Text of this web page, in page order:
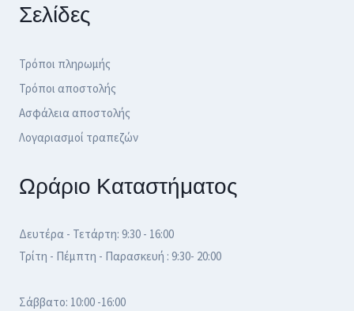
Σελίδες
Τρόποι πληρωμής
Τρόποι αποστολής
Ασφάλεια αποστολής
Λογαριασμοί τραπεζών
Ωράριο Καταστήματος
Δευτέρα - Τετάρτη: 9:30 - 16:00
Τρίτη - Πέμπτη - Παρασκευή : 9:30- 20:00
Σάββατο: 10:00 -16:00